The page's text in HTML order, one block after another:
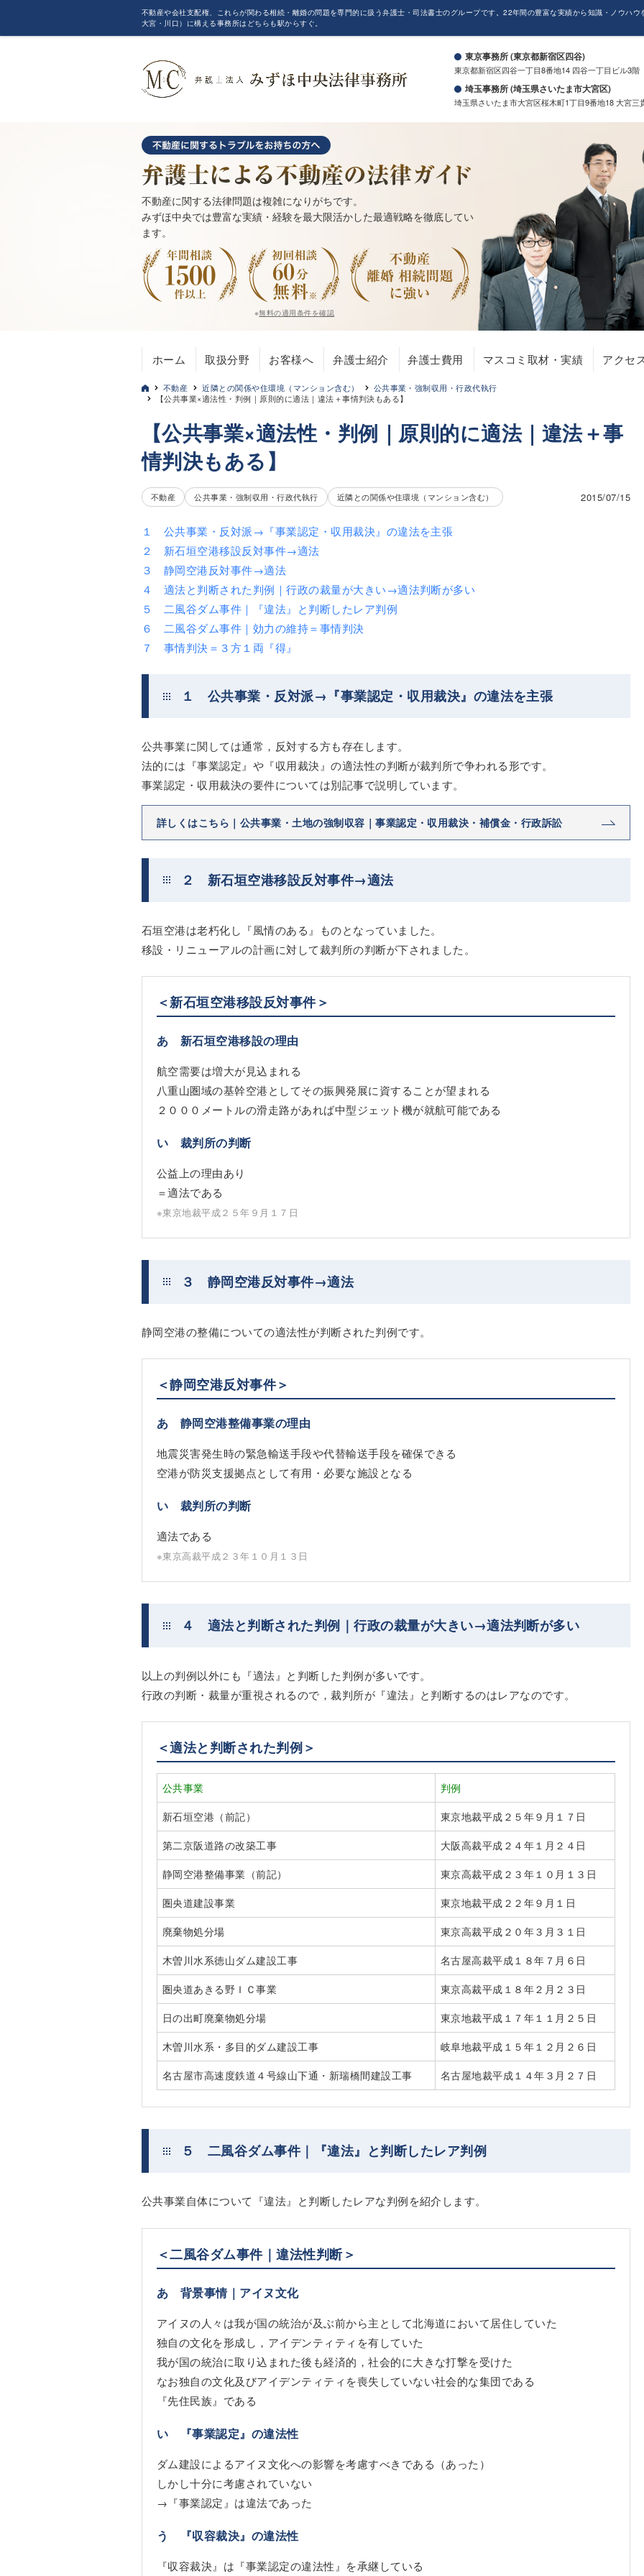
不動産や会社支配権、これらが関わる相続・離婚の問題を専門的に扱う弁護士・司法書士のグループです。22年間の豊富な実績から知識・ノウハ
大宮・川口）に構える事務所はどちらも駅からすぐ。
東京事務所 (東京都新宿区四谷)
東京都新宿区四谷一丁目8番地14 四谷一丁目ビル3階
埼玉事務所 (埼玉県さいたま市大宮区)
埼玉県さいたま市大宮区桜木町1丁目9番地18 大宮三
不動産に関する法律問題は複雑になりがちです。
みずほ中央では豊富な実績・経験を最大限活かした最適戦略を徹底してい
ます。
※無料の適用条件を確認
ホーム 取扱分野 お客様へ 弁護士紹介 弁護士費用 マスコミ取材・実績 アクセ
不動産 近隣との関係や住環境（マンション含む）
公共事業・強制収用・行政代執行
【公共事業×適法性・判例｜原則的に適法｜違法＋事情判決もある】
【公共事業×適法性・判例｜原則的に適法｜違法＋事
情判決もある】
不動産 公共事業・強制収用・行政代執行 近隣との関係や住環境（マンション含む） 2015/07/15
１ 公共事業・反対派→『事業認定・収用裁決』の違法を主張
２ 新石垣空港移設反対事件→適法
３ 静岡空港反対事件→適法
４ 適法と判断された判例｜行政の裁量が大きい→適法判断が多い
５ 二風谷ダム事件｜『違法』と判断したレア判例
６ 二風谷ダム事件｜効力の維持＝事情判決
７ 事情判決＝３方１両『得』
１ 公共事業・反対派→『事業認定・収用裁決』の違法を主張
公共事業に関しては通常，反対する方も存在します。
法的には『事業認定』や『収用裁決』の適法性の判断が裁判所で争われる形です。
事業認定・収用裁決の要件については別記事で説明しています。
詳しくはこちら｜公共事業・土地の強制収容｜事業認定・収用裁決・補償金・行政訴訟
２ 新石垣空港移設反対事件→適法
石垣空港は老朽化し『風情のある』ものとなっていました。
移設・リニューアルの計画に対して裁判所の判断が下されました。
＜新石垣空港移設反対事件＞
あ 新石垣空港移設の理由
航空需要は増大が見込まれる
八重山圏域の基幹空港としてその振興発展に資することが望まれる
２０００メートルの滑走路があれば中型ジェット機が就航可能である
い 裁判所の判断
公益上の理由あり
＝適法である
※東京地裁平成２５年９月１７日
３ 静岡空港反対事件→適法
静岡空港の整備についての適法性が判断された判例です。
＜静岡空港反対事件＞
あ 静岡空港整備事業の理由
地震災害発生時の緊急輸送手段や代替輸送手段を確保できる
空港が防災支援拠点として有用・必要な施設となる
い 裁判所の判断
適法である
※東京高裁平成２３年１０月１３日
４ 適法と判断された判例｜行政の裁量が大きい→適法判断が多い
以上の判例以外にも『適法』と判断した判例が多いです。
行政の判断・裁量が重視されるので，裁判所が『違法』と判断するのはレアなのです。
＜適法と判断された判例＞
公共事業
判例
新石垣空港（前記）
東京地裁平成２５年９月１７日
第二京阪道路の改築工事
大阪高裁平成２４年１月２４日
静岡空港整備事業（前記）
東京高裁平成２３年１０月１３日
圏央道建設事業
東京地裁平成２２年９月１日
廃棄物処分場
東京高裁平成２０年３月３１日
木曽川水系徳山ダム建設工事
名古屋高裁平成１８年７月６日
圏央道あきる野ＩＣ事業
東京高裁平成１８年２月２３日
日の出町廃棄物処分場
東京地裁平成１７年１１月２５日
木曽川水系・多目的ダム建設工事
岐阜地裁平成１５年１２月２６日
名古屋市高速度鉄道４号線山下通・新瑞橋間建設工事
名古屋地裁平成１４年３月２７日
５ 二風谷ダム事件｜『違法』と判断したレア判例
公共事業自体について『違法』と判断したレアな判例を紹介します。
＜二風谷ダム事件｜違法性判断＞
あ 背景事情｜アイヌ文化
アイヌの人々は我が国の統治が及ぶ前から主として北海道において居住していた
独自の文化を形成し，アイデンティティを有していた
我が国の統治に取り込まれた後も経済的，社会的に大きな打撃を受けた
なお独自の文化及びアイデンティティを喪失していない社会的な集団である
『先住民族』である
い 『事業認定』の違法性
ダム建設によるアイヌ文化への影響を考慮すべきである（あった）
しかし十分に考慮されていない
→『事業認定』は違法であった
う 『収容裁決』の違法性
『収容裁決』は『事業認定の違法性』を承継している